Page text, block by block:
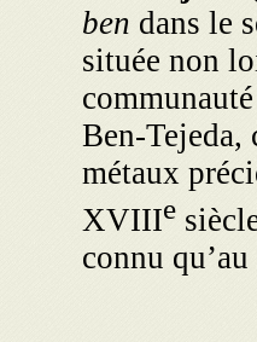
ben dans le
située non
Ben-Tejeda,
métaux
XVIIIe
connu